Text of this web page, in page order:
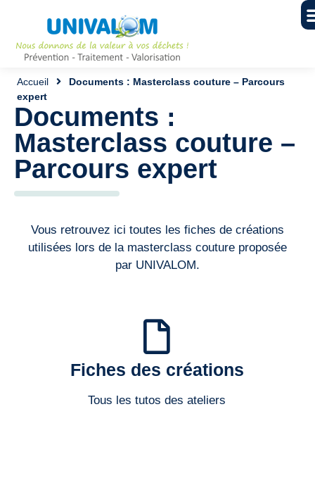
Accueil
Documents : Masterclass couture – Parcours
expert
Documents :
Masterclass couture –
Parcours expert
Vous retrouvez ici toutes les fiches de créations
utilisées lors de la masterclass couture proposée
par UNIVALOM.
Fiches des créations
Tous les tutos des ateliers